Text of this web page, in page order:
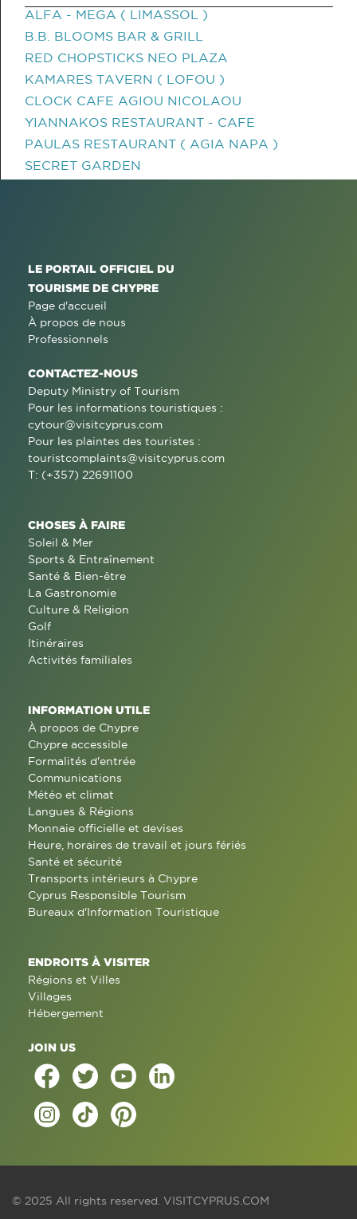
ALFA - MEGA ( LIMASSOL )
B.B. BLOOMS BAR & GRILL
RED CHOPSTICKS NEO PLAZA
KAMARES TAVERN ( LOFOU )
CLOCK CAFE AGIOU NICOLAOU
YIANNAKOS RESTAURANT - CAFE
PAULAS RESTAURANT ( AGIA NAPA )
SECRET GARDEN
LE PORTAIL OFFICIEL DU
TOURISME DE CHYPRE
Page d'accueil
À propos de nous
Professionnels
CONTACTEZ-NOUS
Deputy Ministry of Tourism
Pour les informations touristiques :
cytour@visitcyprus.com
Pour les plaintes des touristes :
touristcomplaints@visitcyprus.com
T: (+357) 22691100
CHOSES À FAIRE
Soleil & Mer
Sports & Entraînement
Santé & Bien-être
La Gastronomie
Culture & Religion
Golf
Itinéraires
Activités familiales
INFORMATION UTILE
À propos de Chypre
Chypre accessible
Formalités d'entrée
Communications
Météo et climat
Langues & Régions
Monnaie officielle et devises
Heure, horaires de travail et jours fériés
Santé et sécurité
Transports intérieurs à Chypre
Cyprus Responsible Tourism
Bureaux d'Information Touristique
ENDROITS À VISITER
Régions et Villes
Villages
Hébergement
JOIN US
© 2025 All rights reserved. VISITCYPRUS.COM